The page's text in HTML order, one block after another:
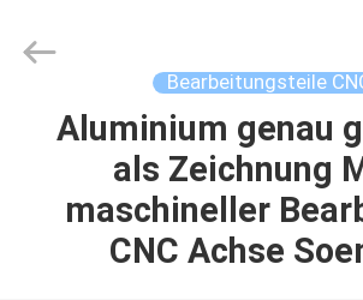
PRODUKTE
Ltd..
Bearbeitungsteile
Aluminium genau
als Zeichnung
maschineller
CNC Achse